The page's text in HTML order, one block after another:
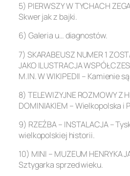
5) PIERWSZY W TYCHACH
Skwer jak z bajki.
6) Galeria u… diagnostów.
7) SKARABEUSZ NUMER 1
JAKO ILUSTRACJA
M.IN. W WIKIPEDII – Kamienie
8) TELEWIZYJNE ROZMOWY Z
DOMINIAKIEM – Wielkopolska i
9) RZEŹBA – INSTALACJA –
wielkopolskiej historii.
10) MINI – MUZEUM HENRYKA
Sztygarka sprzed wieku.